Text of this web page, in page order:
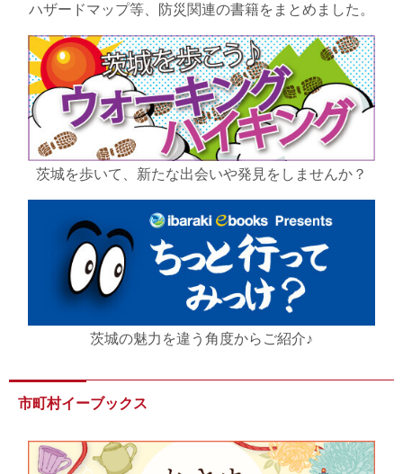
ハザードマップ等、防災関連の書籍をまとめました。
茨城を歩いて、新たな出会いや発見をしませんか？
茨城の魅力を違う角度からご紹介♪
市町村イーブックス